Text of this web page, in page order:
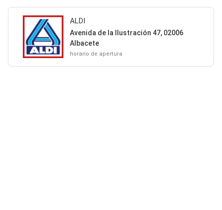
ALDI
Avenida de la Ilustración 47, 02006
Albacete
horario de apertura